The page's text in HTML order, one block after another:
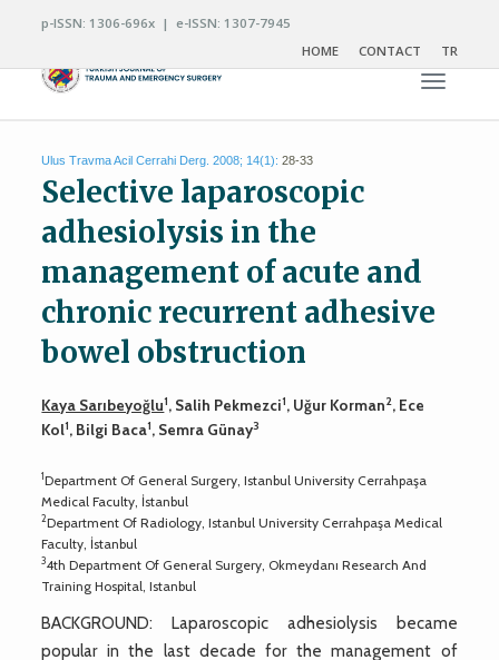
p-ISSN: 1306-696x | e-ISSN: 1307-7945
HOME
CONTACT TR
Toggle
Ulus Travma Acil Cerrahi Derg. 2008; 14(1): 28-33
Selective laparoscopic
adhesiolysis in the
management of acute and
chronic recurrent adhesive
bowel obstruction
Kaya Sarıbeyoğlu1, Salih Pekmezci1, Uğur Korman2, Ece
Kol1, Bilgi Baca1, Semra Günay3
1Department Of General Surgery, Istanbul University Cerrahpaşa
Medical Faculty, İstanbul
2Department Of Radiology, Istanbul University Cerrahpaşa Medical
Faculty, İstanbul
34th Department Of General Surgery, Okmeydanı Research And
Training Hospital, Istanbul
BACKGROUND: Laparoscopic adhesiolysis became
popular in the last decade for the management of